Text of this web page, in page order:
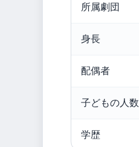
所属劇団
身長
配偶者
子どもの人数
学歴